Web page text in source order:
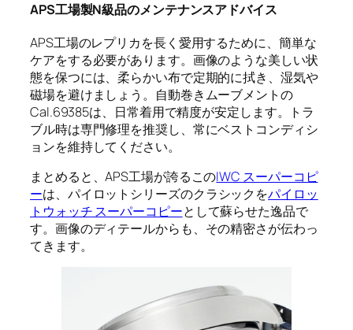
APS工場製N級品のメンテナンスアドバイス
APS工場のレプリカを長く愛用するために、簡単な
ケアをする必要があります。画像のような美しい状
態を保つには、柔らかい布で定期的に拭き、湿気や
磁場を避けましょう。自動巻きムーブメントの
Cal.69385は、日常着用で精度が安定します。トラ
ブル時は専門修理を推奨し、常にベストコンディシ
ョンを維持してください。
まとめると、APS工場が誇るこのIWC スーパーコピ
ーは、パイロットシリーズのクラシックをパイロッ
トウォッチ スーパーコピーとして蘇らせた逸品で
す。画像のディテールからも、その精密さが伝わっ
てきます。